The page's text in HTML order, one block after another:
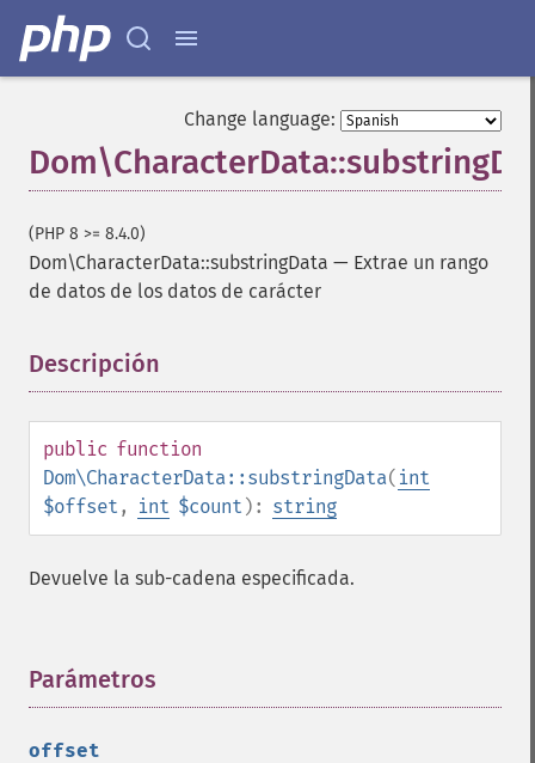
Change language:
(PHP 8 >= 8.4.0)
Dom\CharacterData::substringData — Extrae un rango
de datos de los datos de carácter
Descripción
public function
Dom\CharacterData::substringData( int
$offset , int $count ): string
Devuelve la sub-cadena especificada.
Parámetros
offset